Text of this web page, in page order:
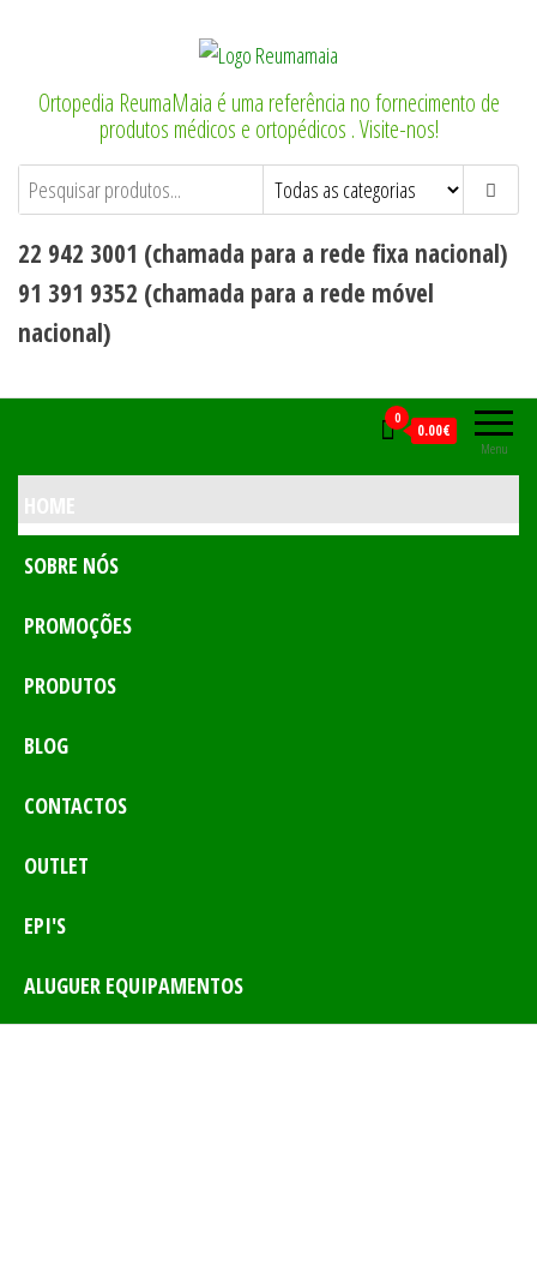
Ortopedia ReumaMaia é uma referência no fornecimento de
produtos médicos e ortopédicos . Visite-nos!
22 942 3001 (chamada para a rede fixa nacional)
91 391 9352 (chamada para a rede móvel
nacional)
Menu
0
0.00€
HOME
SOBRE NÓS
PROMOÇÕES
PRODUTOS
BLOG
CONTACTOS
OUTLET
EPI'S
ALUGUER EQUIPAMENTOS